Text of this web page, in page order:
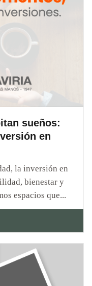
sueños:
en
la inversión en
bienestar y
espacios que...